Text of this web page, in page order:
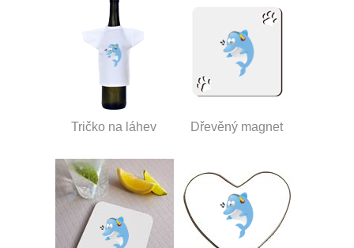
Tričko na láhev Dřevěný magnet